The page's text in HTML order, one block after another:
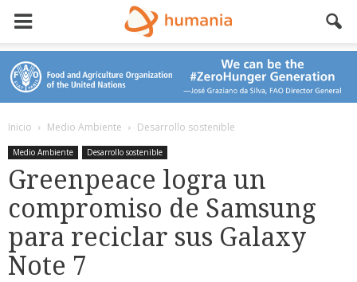
Inicio Medio Ambiente Desarrollo sostenible
Medio Ambiente Desarrollo sostenible
Greenpeace logra un
compromiso de Samsung
para reciclar sus Galaxy
Note 7